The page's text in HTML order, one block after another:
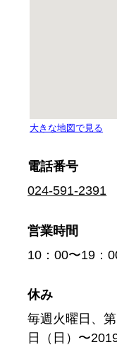
電話番号
024-591-2391
営業時間
10：00〜19：
休み
毎週火曜日、
日（日）〜